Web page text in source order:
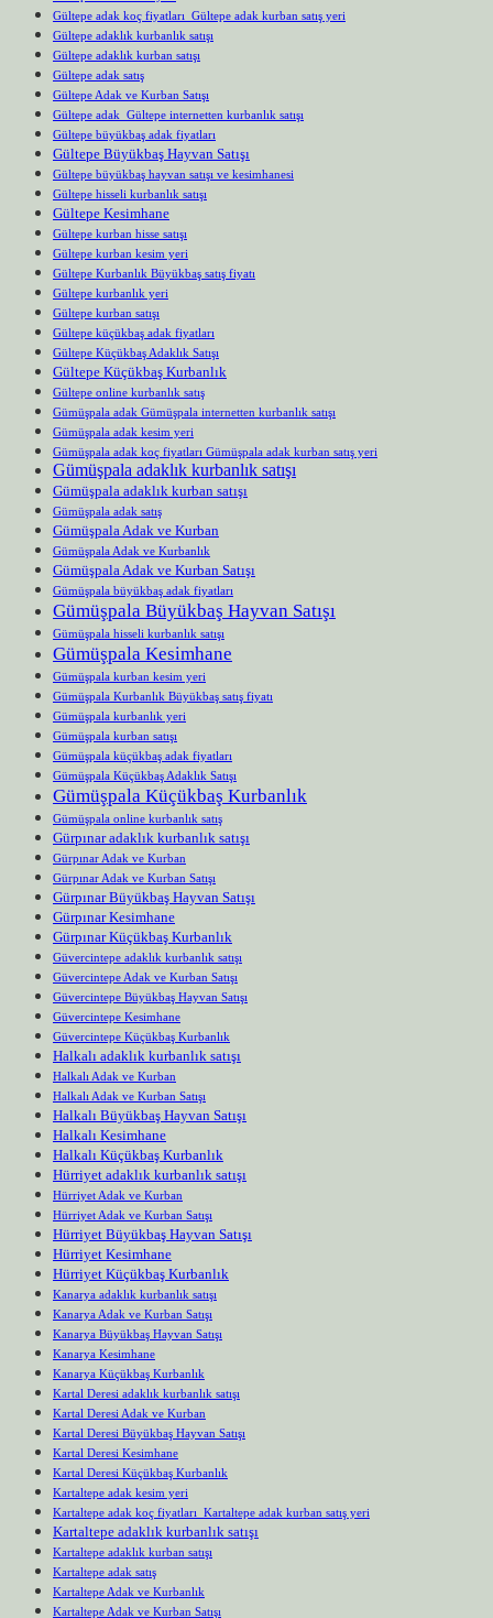
Gültepe adak koç fiyatları Gültepe adak kurban satış yeri
Gültepe adaklık kurbanlık satışı
Gültepe adaklık kurban satışı
Gültepe adak satış
Gültepe Adak ve Kurban Satışı
Gültepe adak Gültepe internetten kurbanlık satışı
Gültepe büyükbaş adak fiyatları
Gültepe Büyükbaş Hayvan Satışı
Gültepe büyükbaş hayvan satışı ve kesimhanesi
Gültepe hisseli kurbanlık satışı
Gültepe Kesimhane
Gültepe kurban hisse satışı
Gültepe kurban kesim yeri
Gültepe Kurbanlık Büyükbaş satış fiyatı
Gültepe kurbanlık yeri
Gültepe kurban satışı
Gültepe küçükbaş adak fiyatları
Gültepe Küçükbaş Adaklık Satışı
Gültepe Küçükbaş Kurbanlık
Gültepe online kurbanlık satış
Gümüşpala adak Gümüşpala internetten kurbanlık satışı
Gümüşpala adak kesim yeri
Gümüşpala adak koç fiyatları Gümüşpala adak kurban satış yeri
Gümüşpala adaklık kurbanlık satışı
Gümüşpala adaklık kurban satışı
Gümüşpala adak satış
Gümüşpala Adak ve Kurban
Gümüşpala Adak ve Kurbanlık
Gümüşpala Adak ve Kurban Satışı
Gümüşpala büyükbaş adak fiyatları
Gümüşpala Büyükbaş Hayvan Satışı
Gümüşpala hisseli kurbanlık satışı
Gümüşpala Kesimhane
Gümüşpala kurban kesim yeri
Gümüşpala Kurbanlık Büyükbaş satış fiyatı
Gümüşpala kurbanlık yeri
Gümüşpala kurban satışı
Gümüşpala küçükbaş adak fiyatları
Gümüşpala Küçükbaş Adaklık Satışı
Gümüşpala Küçükbaş Kurbanlık
Gümüşpala online kurbanlık satış
Gürpınar adaklık kurbanlık satışı
Gürpınar Adak ve Kurban
Gürpınar Adak ve Kurban Satışı
Gürpınar Büyükbaş Hayvan Satışı
Gürpınar Kesimhane
Gürpınar Küçükbaş Kurbanlık
Güvercintepe adaklık kurbanlık satışı
Güvercintepe Adak ve Kurban Satışı
Güvercintepe Büyükbaş Hayvan Satışı
Güvercintepe Kesimhane
Güvercintepe Küçükbaş Kurbanlık
Halkalı adaklık kurbanlık satışı
Halkalı Adak ve Kurban
Halkalı Adak ve Kurban Satışı
Halkalı Büyükbaş Hayvan Satışı
Halkalı Kesimhane
Halkalı Küçükbaş Kurbanlık
Hürriyet adaklık kurbanlık satışı
Hürriyet Adak ve Kurban
Hürriyet Adak ve Kurban Satışı
Hürriyet Büyükbaş Hayvan Satışı
Hürriyet Kesimhane
Hürriyet Küçükbaş Kurbanlık
Kanarya adaklık kurbanlık satışı
Kanarya Adak ve Kurban Satışı
Kanarya Büyükbaş Hayvan Satışı
Kanarya Kesimhane
Kanarya Küçükbaş Kurbanlık
Kartal Deresi adaklık kurbanlık satışı
Kartal Deresi Adak ve Kurban
Kartal Deresi Büyükbaş Hayvan Satışı
Kartal Deresi Kesimhane
Kartal Deresi Küçükbaş Kurbanlık
Kartaltepe adak kesim yeri
Kartaltepe adak koç fiyatları Kartaltepe adak kurban satış yeri
Kartaltepe adaklık kurbanlık satışı
Kartaltepe adaklık kurban satışı
Kartaltepe adak satış
Kartaltepe Adak ve Kurbanlık
Kartaltepe Adak ve Kurban Satışı